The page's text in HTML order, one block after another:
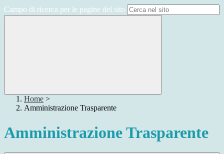
Campo di ricerca per le pagine del sito
Home >
Amministrazione Trasparente
Amministrazione Trasparente